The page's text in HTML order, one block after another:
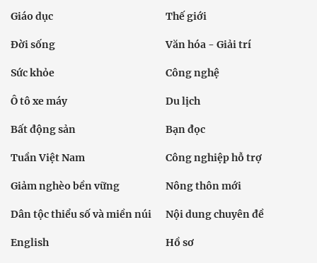
Giáo dục Thế giới
Đời sống Văn hóa - Giải trí
Sức khỏe Công nghệ
Ô tô xe máy Du lịch
Bất động sản Bạn đọc
Tuần Việt Nam Công nghiệp hỗ trợ
Giảm nghèo bền vững Nông thôn mới
Dân tộc thiểu số và miền núi Nội dung chuyên đề
English Hồ sơ